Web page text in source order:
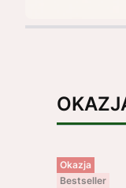
Naciśnij Enter
Okazja
Bestseller